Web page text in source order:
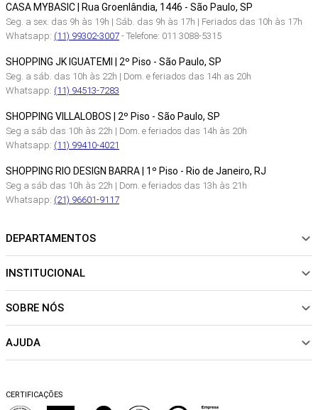
CASA MYBASIC | Rua Groenlândia, 1446 - São Paulo, SP
Seg. a sex. das 9h às 19h | Sáb. das 9h às 17h | Feriados das 10h às 17h
Whatsapp: (11) 99302-3007- Telefone: 011 3088-5315
SHOPPING JK IGUATEMI | 2º Piso - São Paulo, SP
Seg. a sáb. das 10h às 22h | Dom. e feriados das 14h as 20h
Whatsapp: (11) 94513-7283
SHOPPING VILLALOBOS | 2º Piso - São Paulo, SP
Seg a sáb das 10h às 22h | Dom. e feriados das 14h às 20h
Whatsapp: (11) 99410-4021
SHOPPING RIO DESIGN BARRA | 1º Piso - Rio de Janeiro, RJ
Seg a sáb das 10h às 22h | Dom. e feriados das 13h às 21h
Whatsapp: (21) 96601-9117
DEPARTAMENTOS
NOVIDADES
CALÇADOS
SALE
INSTITUCIONAL
Sobre Nós
Sustentabilidade
Trocas e Devoluções
Perguntas Frequentes
SOBRE NÓS
Política de pagamento
AJUDA
Dicas de cuidados
CERTIFICAÇÕES